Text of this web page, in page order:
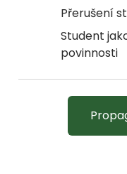
Přerušení
Student
povinnosti